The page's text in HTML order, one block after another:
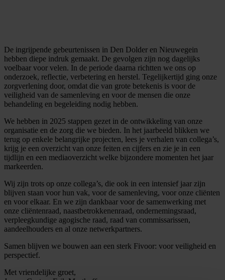
De ingrijpende gebeurtenissen in Den Dolder en Nieuwegein
hebben diepe indruk gemaakt. De gevolgen zijn nog dagelijks
voelbaar voor velen. In de periode daarna richtten we ons op
onderzoek, reflectie, verbetering en herstel. Tegelijkertijd ging onze
zorgverlening door, omdat die van grote betekenis is voor de
veiligheid van de samenleving en voor de mensen die onze
behandeling en begeleiding nodig hebben.
We hebben in 2025 stappen gezet in de ontwikkeling van onze
organisatie en de zorg die we bieden. In het jaarbeeld blikken we
terug op enkele belangrijke projecten, lees je verhalen van collega’s,
krijg je een overzicht van onze feiten en cijfers en zie je in een
tijdlijn en een mediaoverzicht welke bijzondere momenten het jaar
markeerden.
Wij zijn trots op onze collega’s, die ook in een intensief jaar zijn
blijven staan voor hun vak, voor de samenleving, voor onze cliënten
en voor elkaar. En we zijn dankbaar voor de samenwerking met
onze cliëntenraad, naastbetrokkenenraad, ondernemingsraad,
verpleegkundige agogische raad, raad van commissarissen,
aandeelhouders en al onze netwerkpartners.
Samen blijven we bouwen aan een sterk Fivoor: voor veiligheid en
perspectief.
Met vriendelijke groet,